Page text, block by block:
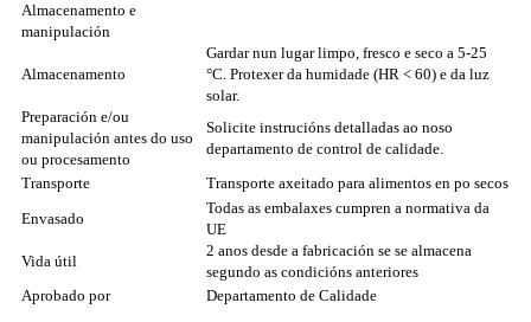
Almacenamento e
manipulación
Almacenamento
Gardar nun lugar limpo, fresco e seco a 5-25
°C. Protexer da humidade (HR < 60) e da luz
solar.
Preparación e/ou
manipulación antes do uso
ou procesamento
Solicite instrucións detalladas ao noso
departamento de control de calidade.
Transporte
Transporte axeitado para alimentos en po secos
Envasado
Todas as embalaxes cumpren a normativa da
UE
Vida útil
2 anos desde a fabricación se se almacena
segundo as condicións anteriores
Aprobado por
Departamento de Calidade